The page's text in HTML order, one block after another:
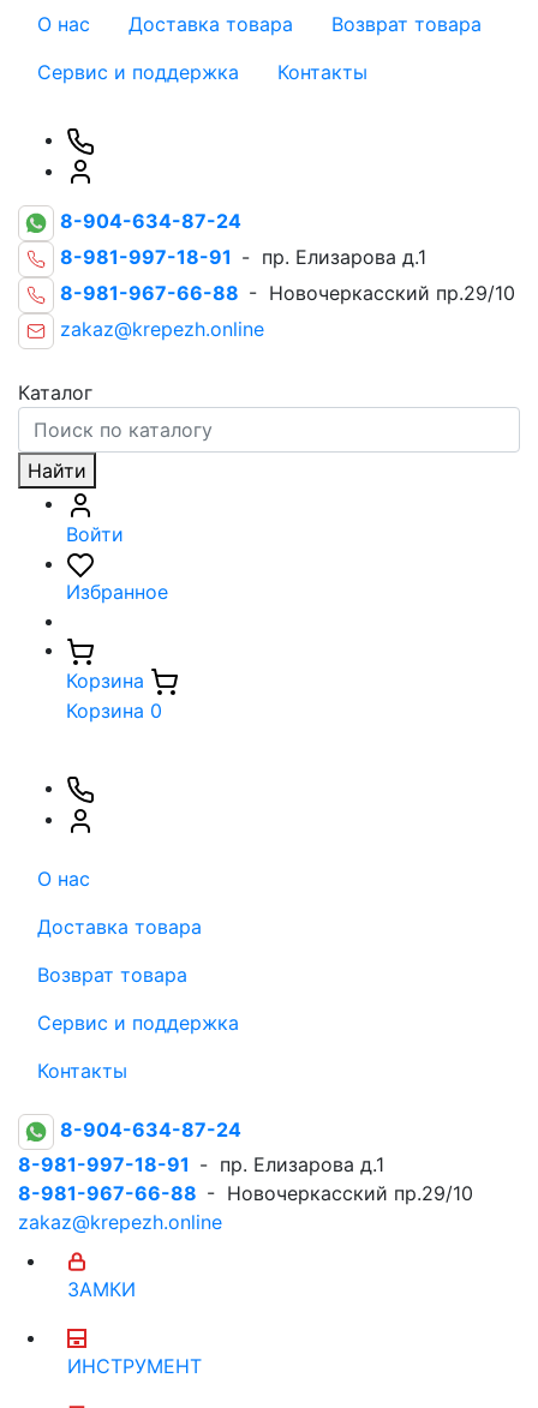
О нас Доставка товара
Возврат товара
Сервис и поддержка
Контакты
8-904-634-87-24
8-981-997-18-91 - пр. Елизарова д.1
8-981-967-66-88 - Новочеркасский пр.29/10
zakaz@krepezh.online
Каталог
Найти
Войти
Избранное
Корзина
Корзина 0
О нас
Доставка товара
Возврат товара
Сервис и поддержка
Контакты
8-904-634-87-24
8-981-997-18-91 - пр. Елизарова д.1
8-981-967-66-88 - Новочеркасский пр.29/10
zakaz@krepezh.online
ЗАМКИ
ИНСТРУМЕНТ